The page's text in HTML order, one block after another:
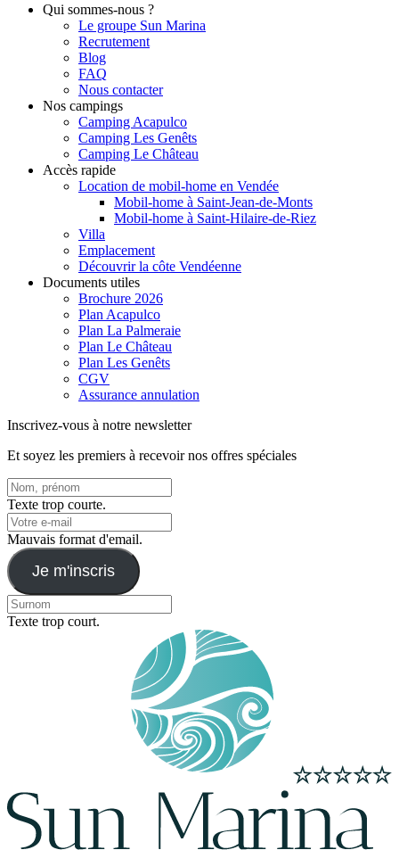
Qui sommes-nous ?
Le groupe Sun Marina
Recrutement
Blog
FAQ
Nous contacter
Nos campings
Camping Acapulco
Camping Les Genêts
Camping Le Château
Accès rapide
Location de mobil-home en Vendée
Mobil-home à Saint-Jean-de-Monts
Mobil-home à Saint-Hilaire-de-Riez
Villa
Emplacement
Découvrir la côte Vendéenne
Documents utiles
Brochure 2026
Plan Acapulco
Plan La Palmeraie
Plan Le Château
Plan Les Genêts
CGV
Assurance annulation
Inscrivez-vous à notre newsletter
Et soyez les premiers à recevoir nos offres spéciales
Texte trop courte.
Mauvais format d'email.
Je m'inscris
Texte trop court.